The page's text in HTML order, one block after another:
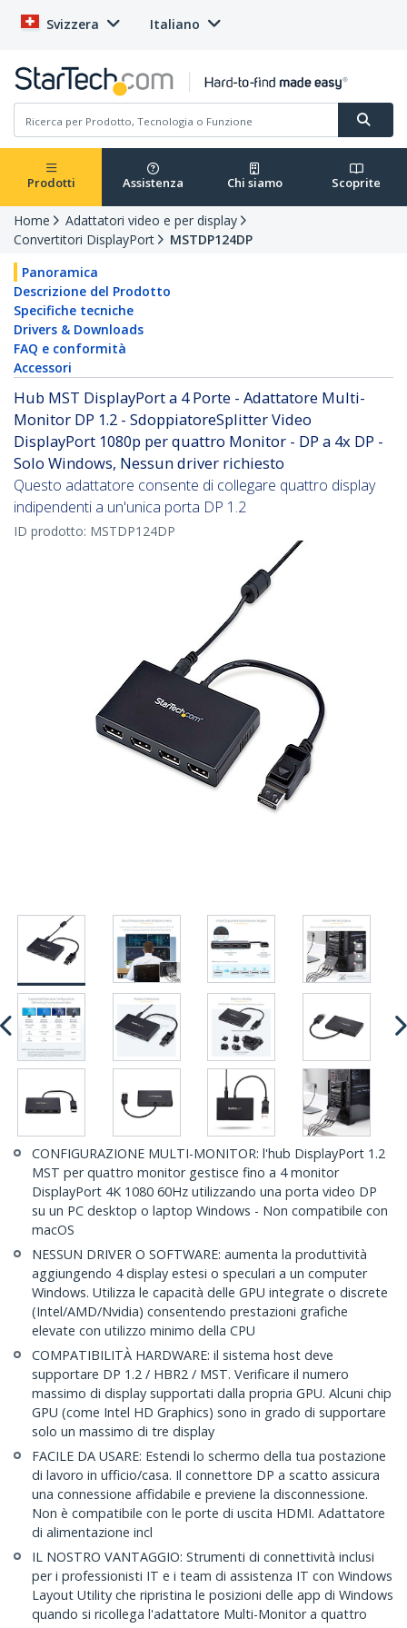
Svizzera Italiano
Prodotti Assistenza Chi siamo Scoprite
Home
Adattatori video e per display
Convertitori DisplayPort
MSTDP124DP
Panoramica
Descrizione del Prodotto
Specifiche tecniche
Drivers & Downloads
FAQ e conformità
Accessori
Hub MST DisplayPort a 4 Porte - Adattatore Multi-
Monitor DP 1.2 - SdoppiatoreSplitter Video
DisplayPort 1080p per quattro Monitor - DP a 4x DP -
Solo Windows, Nessun driver richiesto
Questo adattatore consente di collegare quattro display
indipendenti a un'unica porta DP 1.2
ID prodotto: MSTDP124DP
CONFIGURAZIONE MULTI-MONITOR: l'hub DisplayPort 1.2
MST per quattro monitor gestisce fino a 4 monitor
DisplayPort 4K 1080 60Hz utilizzando una porta video DP
su un PC desktop o laptop Windows - Non compatibile con
macOS
NESSUN DRIVER O SOFTWARE: aumenta la produttività
aggiungendo 4 display estesi o speculari a un computer
Windows. Utilizza le capacità delle GPU integrate o discrete
(Intel/AMD/Nvidia) consentendo prestazioni grafiche
elevate con utilizzo minimo della CPU
COMPATIBILITÀ HARDWARE: il sistema host deve
supportare DP 1.2 / HBR2 / MST. Verificare il numero
massimo di display supportati dalla propria GPU. Alcuni chip
GPU (come Intel HD Graphics) sono in grado di supportare
solo un massimo di tre display
FACILE DA USARE: Estendi lo schermo della tua postazione
di lavoro in ufficio/casa. Il connettore DP a scatto assicura
una connessione affidabile e previene la disconnessione.
Non è compatibile con le porte di uscita HDMI. Adattatore
di alimentazione incl
IL NOSTRO VANTAGGIO: Strumenti di connettività inclusi
per i professionisti IT e i team di assistenza IT con Windows
Layout Utility che ripristina le posizioni delle app di Windows
quando si ricollega l'adattatore Multi-Monitor a quattro